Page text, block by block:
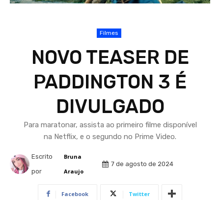
Filmes
NOVO TEASER DE
PADDINGTON 3 É
DIVULGADO
Para maratonar, assista ao primeiro filme disponível
na Netflix, e o segundo no Prime Video.
Escrito
por
Bruna
Araujo
7 de agosto de 2024
Facebook Twitter